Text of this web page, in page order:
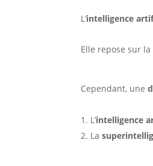
L’intelligence
Elle repose sur la
Cependant, une
L’intelligence
La